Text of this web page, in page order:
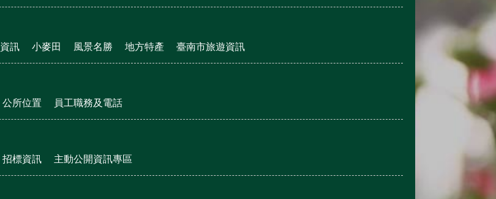
訊 小麥田 風景名勝 地方特產 臺南市旅遊資訊
公所位置 員工職務及電話
招標資訊 主動公開資訊專區